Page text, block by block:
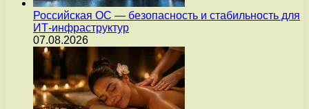
Российская ОС — безопасность и стабильность для
ИТ-инфраструктур
07.08.2026